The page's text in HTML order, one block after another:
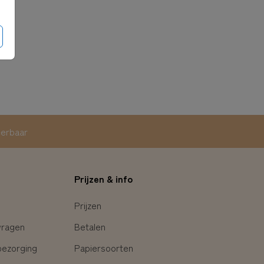
Prijzen & info
Prijzen
Betalen
Papiersoorten